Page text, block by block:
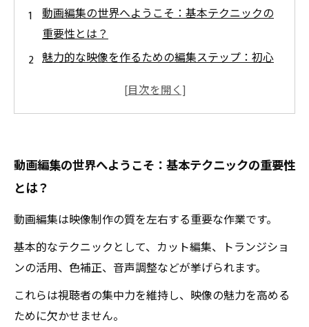
動画編集の世界へようこそ：基本テクニックの
重要性とは？
魅力的な映像を作るための編集ステップ：初心
作業効率を劇的に上げるスピードアップ術の秘
ローの構築法
編集技術を磨いて、時間短縮と高品質を両立さ
せる方法
ベルへ進化させるコツ
動画編集の基本テクニックと効率的スピードア
ップ術で理想の映像制作を実現しよう
動画編集の世界へようこそ：基本テクニックの重要性
とは？
動画編集は映像制作の質を左右する重要な作業です。
基本的なテクニックとして、カット編集、トランジショ
ンの活用、色補正、音声調整などが挙げられます。
これらは視聴者の集中力を維持し、映像の魅力を高める
ために欠かせません。